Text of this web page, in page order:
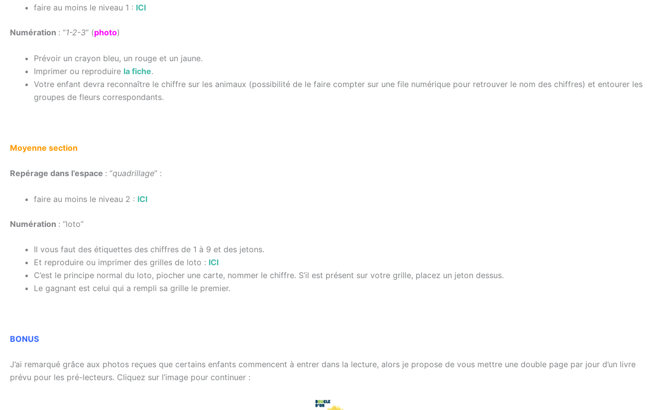
faire au moins le niveau 1 : ICI
Numération : “1-2-3“ (photo)
Prévoir un crayon bleu, un rouge et un jaune.
Imprimer ou reproduire la fiche.
Votre enfant devra reconnaître le chiffre sur les animaux (possibilité de le faire compter sur une file numérique pour retrouver le nom des chiffres) et entourer les
groupes de fleurs correspondants.
Moyenne section
Repérage dans l’espace : “quadrillage” :
faire au moins le niveau 2 : ICI
Numération : “loto”
Il vous faut des étiquettes des chiffres de 1 à 9 et des jetons.
Et reproduire ou imprimer des grilles de loto : ICI
C’est le principe normal du loto, piocher une carte, nommer le chiffre. S’il est présent sur votre grille, placez un jeton dessus.
Le gagnant est celui qui a rempli sa grille le premier.
BONUS
J’ai remarqué grâce aux photos reçues que certains enfants commencent à entrer dans la lecture, alors je propose de vous mettre une double page par jour d’un livre
prévu pour les pré-lecteurs. Cliquez sur l’image pour continuer :